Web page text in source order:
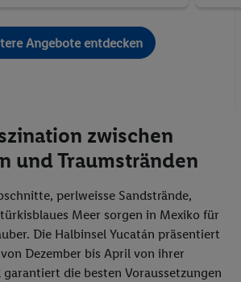
Angebote entdecken
zwischen
und Traumstränden
perlweisse Sandstrände,
Meer sorgen in Mexiko für
Die Halbinsel Yucatán präsentiert
Dezember bis April von ihrer
die besten Voraussetzungen